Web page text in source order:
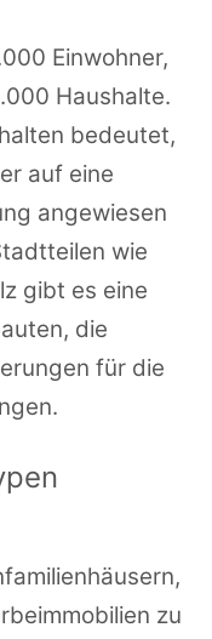
Einwohner,
Haushalte.
bedeutet,
auf eine
angewiesen
wie
gibt es eine
die
für die
zu